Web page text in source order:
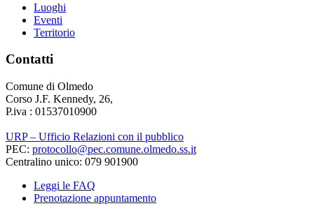
Luoghi
Eventi
Territorio
Contatti
Comune di Olmedo
Corso J.F. Kennedy, 26,
P.iva : 01537010900
URP – Ufficio Relazioni con il pubblico
PEC: protocollo@pec.comune.olmedo.ss.it
Centralino unico: 079 901900
Leggi le FAQ
Prenotazione appuntamento